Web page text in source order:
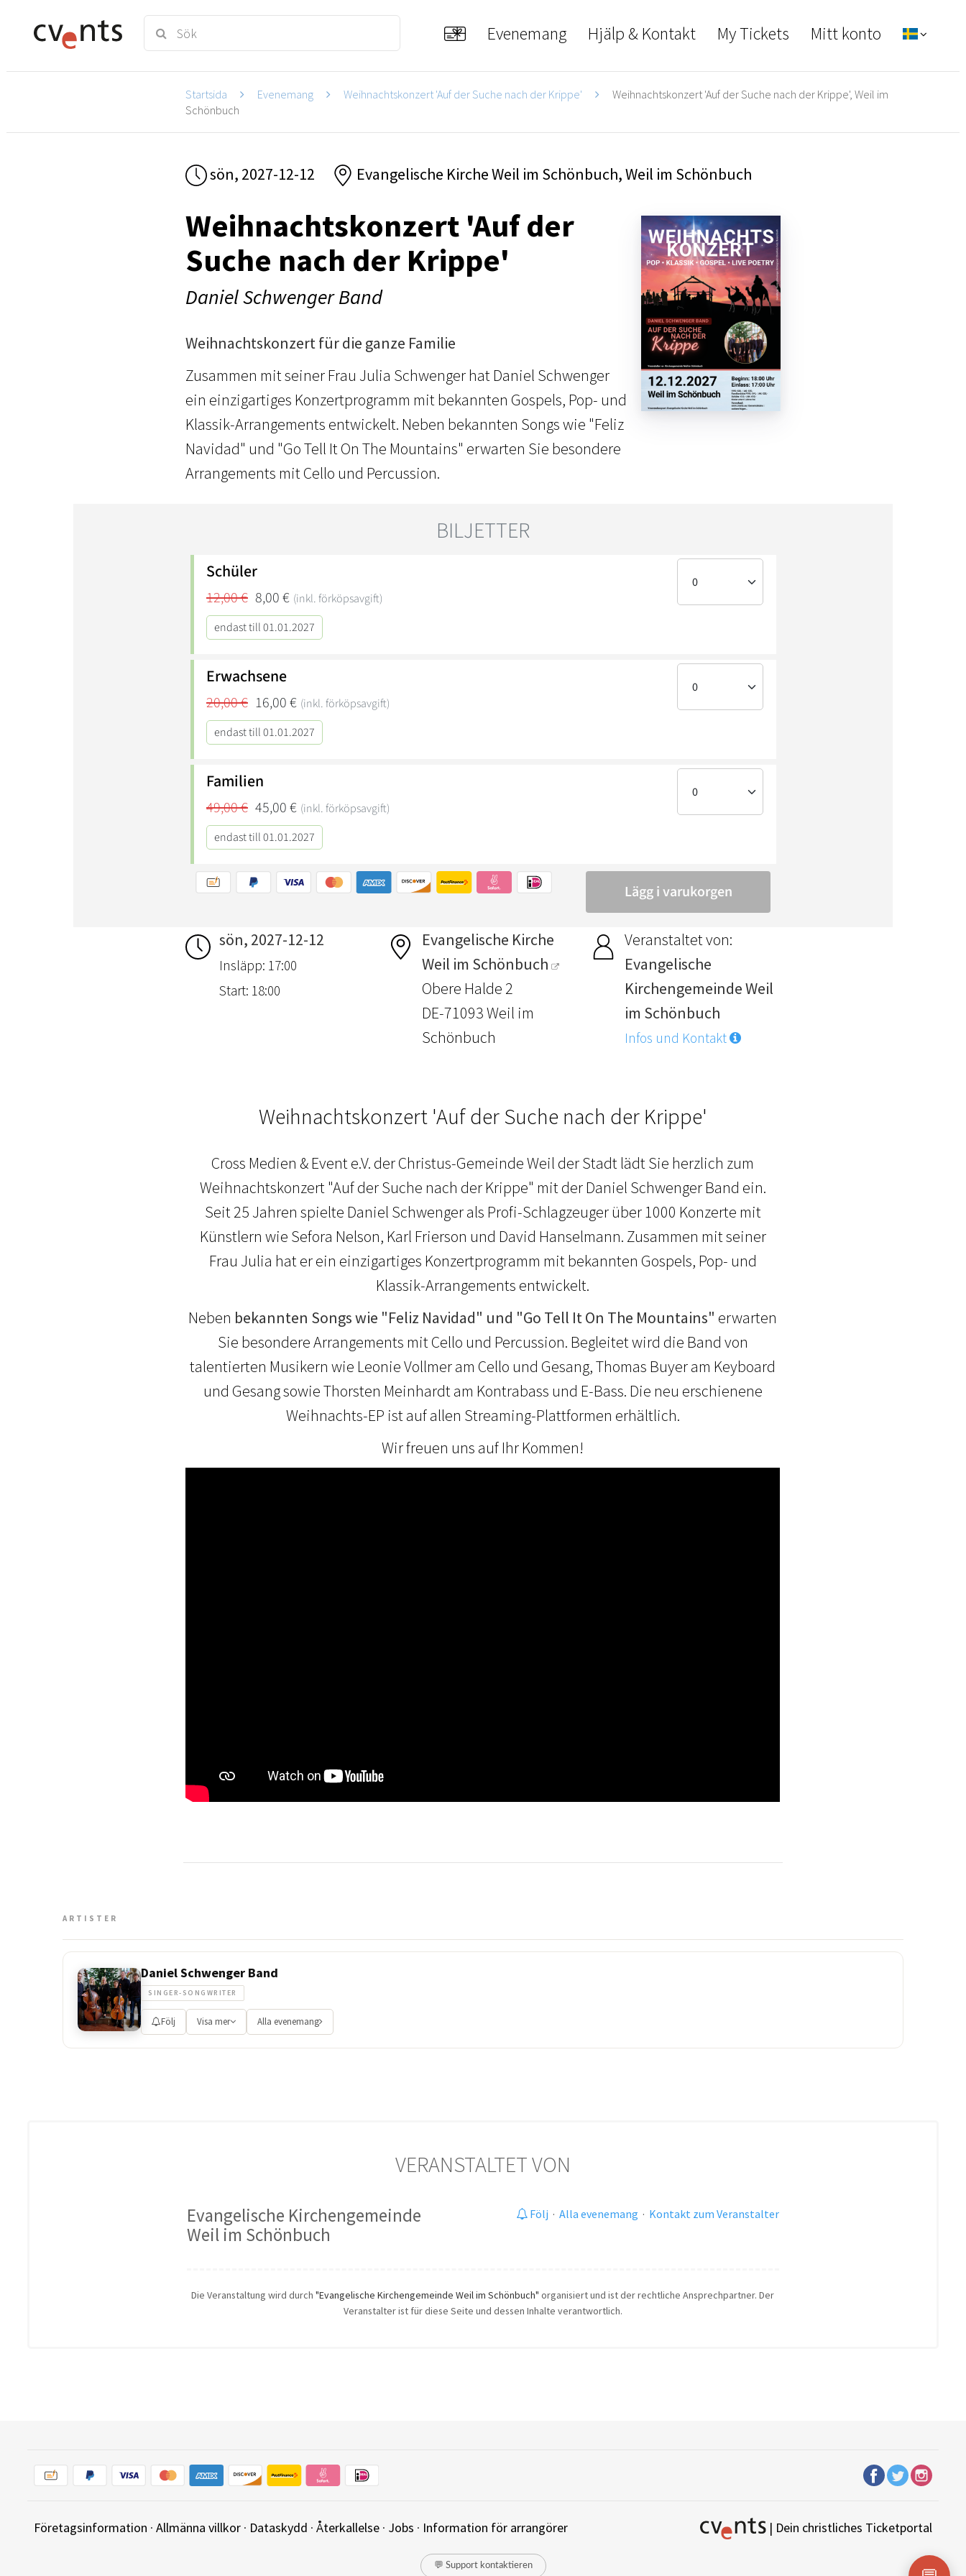
Evenemang Hjälp & Kontakt My Tickets Mitt konto
Startsida Evenemang Weihnachtskonzert 'Auf der Suche nach der Krippe'
Weihnachtskonzert 'Auf der Suche nach der Krippe', Weil im
Schönbuch
sön, 2027-12-12 Evangelische Kirche Weil im Schönbuch, Weil im Schönbuch
Weihnachtskonzert 'Auf der
Suche nach der Krippe'
Daniel Schwenger Band
Weihnachtskonzert für die ganze Familie
Zusammen mit seiner Frau Julia Schwenger hat Daniel Schwenger
ein einzigartiges Konzertprogramm mit bekannten Gospels, Pop- und
Klassik-Arrangements entwickelt. Neben bekannten Songs wie "Feliz
Navidad" und "Go Tell It On The Mountains" erwarten Sie besondere
Arrangements mit Cello und Percussion.
sön, 2027-12-12
Insläpp: 17:00
Start: 18:00
Evangelische Kirche
Weil im Schönbuch
Obere Halde 2
DE-71093 Weil im
Schönbuch
Veranstaltet von:
Evangelische
Kirchengemeinde Weil
im Schönbuch
Infos und Kontakt
Weihnachtskonzert 'Auf der Suche nach der Krippe'
Cross Medien & Event e.V. der Christus-Gemeinde Weil der Stadt lädt Sie herzlich zum
Weihnachtskonzert "Auf der Suche nach der Krippe" mit der Daniel Schwenger Band ein.
Seit 25 Jahren spielte Daniel Schwenger als Profi-Schlagzeuger über 1000 Konzerte mit
Künstlern wie Sefora Nelson, Karl Frierson und David Hanselmann. Zusammen mit seiner
Frau Julia hat er ein einzigartiges Konzertprogramm mit bekannten Gospels, Pop- und
Klassik-Arrangements entwickelt.
Neben bekannten Songs wie "Feliz Navidad" und "Go Tell It On The Mountains" erwarten
Sie besondere Arrangements mit Cello und Percussion. Begleitet wird die Band von
talentierten Musikern wie Leonie Vollmer am Cello und Gesang, Thomas Buyer am Keyboard
und Gesang sowie Thorsten Meinhardt am Kontrabass und E-Bass. Die neu erschienene
Weihnachts-EP ist auf allen Streaming-Plattformen erhältlich.
Wir freuen uns auf Ihr Kommen!
ARTISTER
Daniel Schwenger Band
SINGER-SONGWRITER
Följ Visa mer Alla evenemang
VERANSTALTET VON
Evangelische Kirchengemeinde
Weil im Schönbuch
Följ · Alla evenemang · Kontakt zum Veranstalter
Die Veranstaltung wird durch"Evangelische Kirchengemeinde Weil im Schönbuch" organisiert und ist der rechtliche Ansprechpartner. Der
Veranstalter ist für diese Seite und dessen Inhalte verantwortlich.
Företagsinformation · Allmänna villkor · Dataskydd · Återkallelse · Jobs · Information för arrangörer | Dein christliches Ticketportal
💬 Support kontaktieren